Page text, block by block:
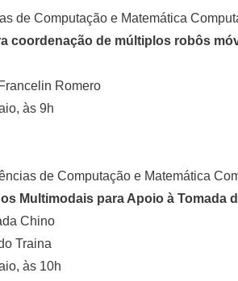
de Computação e Matemática
coordenação de múltiplos robôs
Romero
às 9h
de Computação e Matemática
Multimodais para Apoio à Tomada
Chino
Traina
às 10h